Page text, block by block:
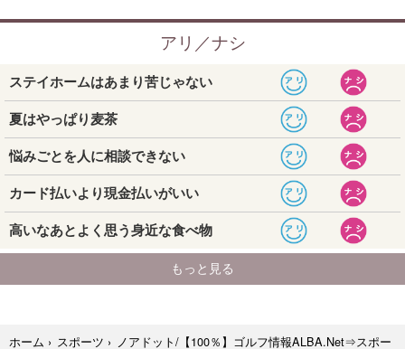
ホーム › スポーツ › ノアドット/【100％】ゴルフ情報ALBA.Net⇒スポー